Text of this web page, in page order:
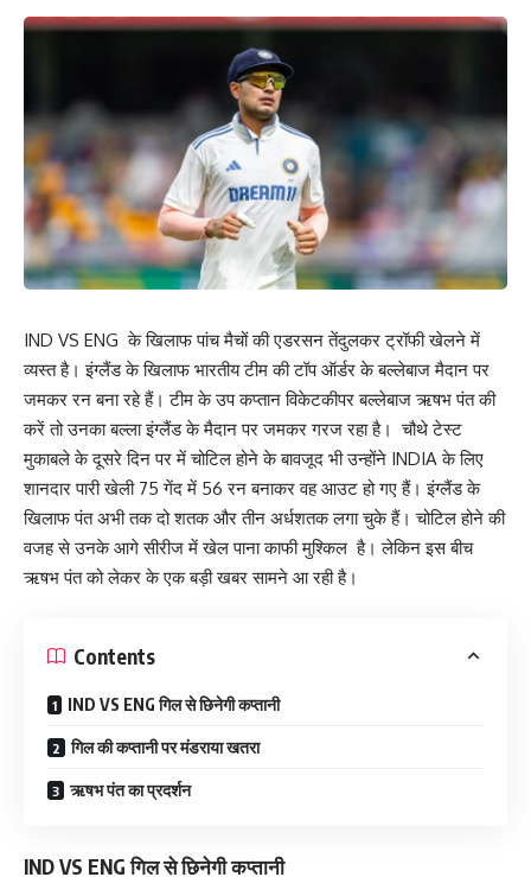
IND VS ENG के खिलाफ पांच मैचों की एडरसन तेंदुलकर ट्रॉफी खेलने में
व्यस्त है। इंग्लैंड के खिलाफ भारतीय टीम की टॉप ऑर्डर के बल्लेबाज मैदान पर
जमकर रन बना रहे हैं। टीम के उप कप्तान विकेटकीपर बल्लेबाज ऋषभ पंत की
करें तो उनका बल्ला इंग्लैंड के मैदान पर जमकर गरज रहा है। चौथे टेस्ट
मुकाबले के दूसरे दिन पर में चोटिल होने के बावजूद भी उन्होंने INDIA के लिए
शानदार पारी खेली 75 गेंद में 56 रन बनाकर वह आउट हो गए हैं। इंग्लैंड के
खिलाफ पंत अभी तक दो शतक और तीन अर्धशतक लगा चुके हैं। चोटिल होने की
वजह से उनके आगे सीरीज में खेल पाना काफी मुश्किल है। लेकिन इस बीच
ऋषभ पंत को लेकर के एक बड़ी खबर सामने आ रही है।
Contents
IND VS ENG गिल से छिनेगी कप्तानी
गिल की कप्तानी पर मंडराया खतरा
ऋषभ पंत का प्रदर्शन
IND VS ENG गिल से छिनेगी कप्तानी